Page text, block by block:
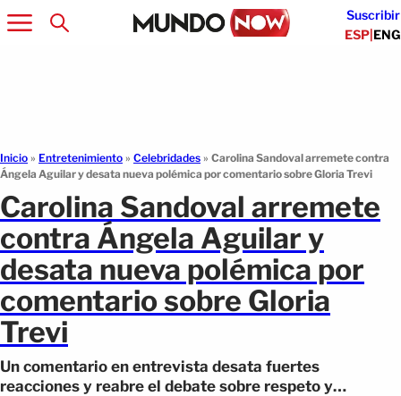
Suscribir
ESP|ENG
Inicio » Entretenimiento » Celebridades » Carolina Sandoval arremete contra
Ángela Aguilar y desata nueva polémica por comentario sobre Gloria Trevi
Carolina Sandoval arremete
contra Ángela Aguilar y
desata nueva polémica por
comentario sobre Gloria
Trevi
Un comentario en entrevista desata fuertes
reacciones y reabre el debate sobre respeto y